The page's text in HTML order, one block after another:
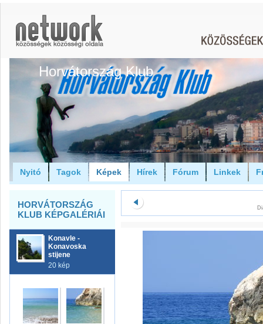
Horvátország Klub
Nyitó Tagok Képek Hírek Fórum Linkek
HORVÁTORSZÁG
KLUB KÉPGALÉRIÁI
Konavle -
Konavoska
stijene
20 kép